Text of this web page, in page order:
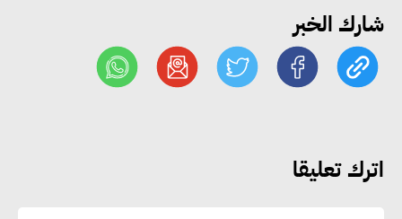
شارك الخبر
اترك تعليقا
رغبات المرحلة الأولى.. والوزارة تدعو
الطلاب إلى سرعة التسجيل وعدم